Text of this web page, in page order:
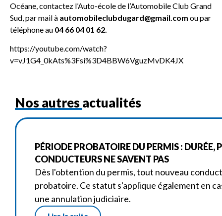
Océane, contactez l’Auto-école de l’Automobile Club Grand
Sud, par mail à automobileclubdugard@gmail.com ou par
téléphone au 04 66 04 01 62.
https://youtube.com/watch?
v=vJ1G4_0kAts%3Fsi%3D4BBW6VguzMvDK4JX
Nos autres actualités
PÉRIODE PROBATOIRE DU PERMIS : DURÉE,
CONDUCTEURS NE SAVENT PAS
Dès l'obtention du permis, tout nouveau
probatoire. Ce statut s'applique également en
une annulation judiciaire.